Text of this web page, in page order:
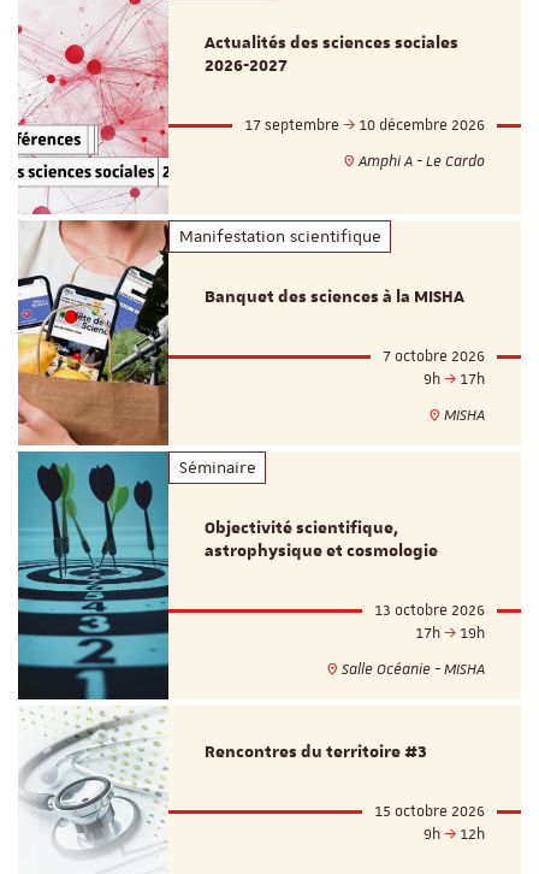
Actualités des sciences sociales
2026-2027
17 septembre
10 décembre 2026
Amphi A - Le Cardo
Manifestation scientifique
Banquet des sciences à la MISHA
7 octobre 2026
9h
17h
MISHA
Séminaire
Objectivité scientifique,
astrophysique et cosmologie
13 octobre 2026
17h
19h
Salle Océanie - MISHA
Rencontres du territoire #3
15 octobre 2026
9h
12h